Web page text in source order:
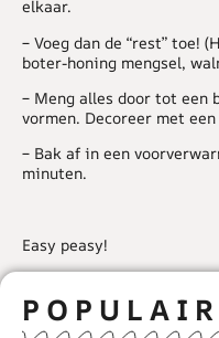
elkaar.
– Voeg dan de “rest” toe!
boter-honing mengsel,
– Meng alles door tot een
vormen. Decoreer met
– Bak af in een
minuten.
Easy peasy!